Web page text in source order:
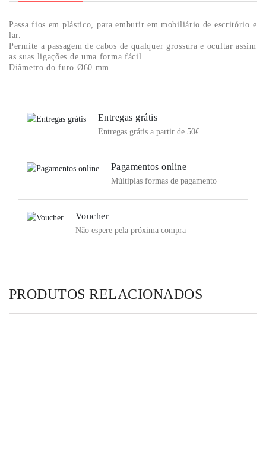
Passa fios em plástico, para embutir emmobiliário de escritório e
lar.
Permite a passagem de cabos de qualquer grossura e ocultar assim
as suas ligações de uma forma fácil.
Diâmetro do furo Ø60 mm.
Entregas grátis
Entregas grátis a partir de 50€
Pagamentos online
Múltiplas formas de pagamento
Voucher
Não espere pela próxima compra
PRODUTOS RELACIONADOS